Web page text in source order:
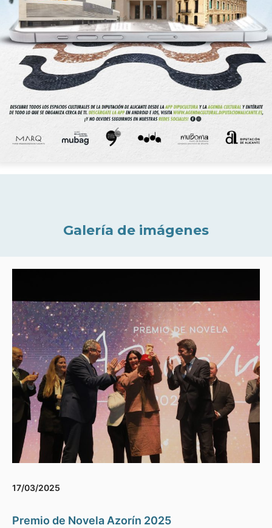
Galería de imágenes
17/03/2025
Premio de Novela Azorín 2025